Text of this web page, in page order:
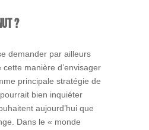
?
demander par ailleurs
manière d’envisager
principale stratégie de
bien inquiéter
aujourd’hui que
Dans le « monde